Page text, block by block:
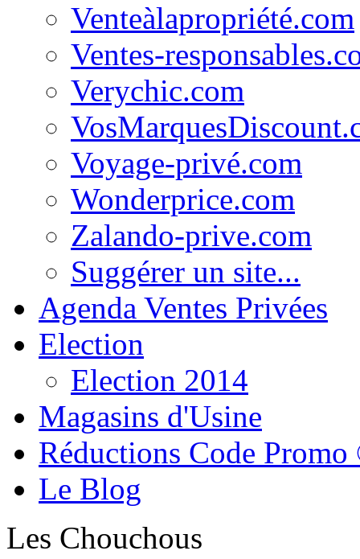
Venteàlapropriété.com
Ventes-
Verychic.com
Voyage-privé.com
Wonderprice.com
Zalando-prive.com
Suggérer un site...
Agenda Ventes Privées
Election
Election 2014
Magasins d'Usine
Réductions Code
Le Blog
Les Chouchous